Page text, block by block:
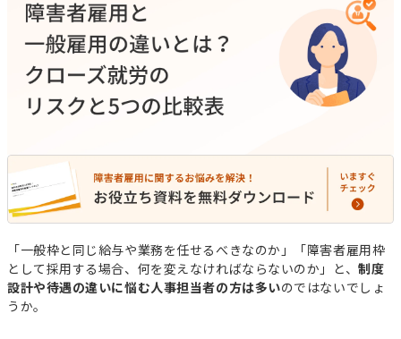
「一般枠と同じ給与や業務を任せるべきなのか」「障害者雇用枠
として採用する場合、何を変えなければならないのか」と、制度
設計や待遇の違いに悩む人事担当者の方は多いのではないでしょ
うか。